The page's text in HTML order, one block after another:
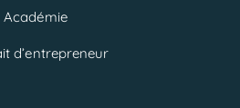
Académie
d’entrepreneur